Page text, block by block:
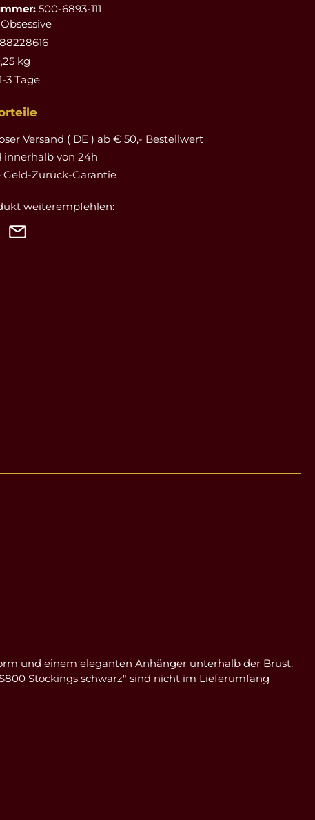
500-6893-111
Obsessive
kg
3 Tage
Versand ( DE ) ab € 50,- Bestellwert
innerhalb von 24h
Geld-Zurück-Garantie
weiterempfehlen:
und einem eleganten Anhänger unterhalb der Brust.
Stockings schwarz" sind nicht im Lieferumfang